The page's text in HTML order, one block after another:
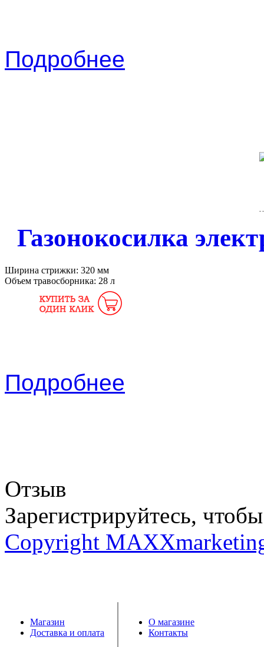
Подробнее
Газонокосилка
Ширина стрижки: 320 мм
Объем травосборника: 28 л
Подробнее
Отзыв
Зарегистрируйтесь,
Copyright
Магазин
Доставка и оплата
О магазине
Контакты